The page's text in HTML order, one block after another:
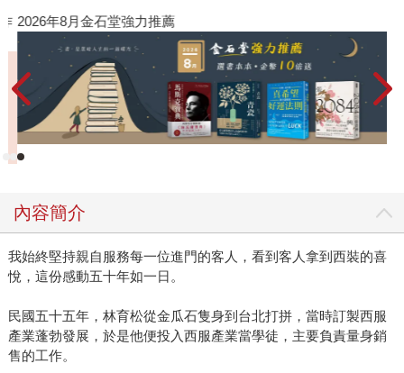
2026年8月金石堂強力推薦
內容簡介
我始終堅持親自服務每一位進門的客人，看到客人拿到西裝的喜
悅，這份感動五十年如一日。
民國五十五年，林育松從金瓜石隻身到台北打拼，當時訂製西服
產業蓬勃發展，於是他便投入西服產業當學徒，主要負責量身銷
售的工作。